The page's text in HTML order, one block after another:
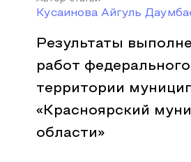
Кусаинова Айгуль
Результаты
работ
территории
«Красноярский
области»